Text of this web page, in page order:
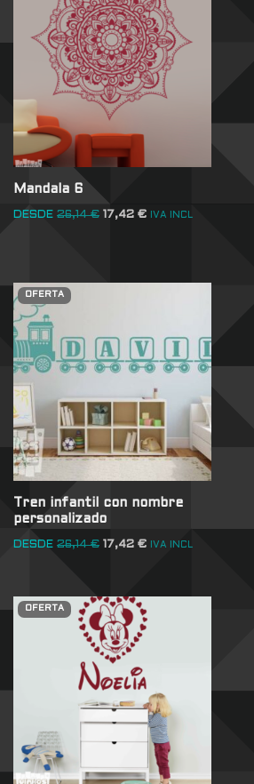
Mandala 6
DESDE 26,14€ 17,42 € IVA INCL
OFERTA
Tren infantil con nombre
personalizado
DESDE 26,14€ 17,42 € IVA INCL
OFERTA